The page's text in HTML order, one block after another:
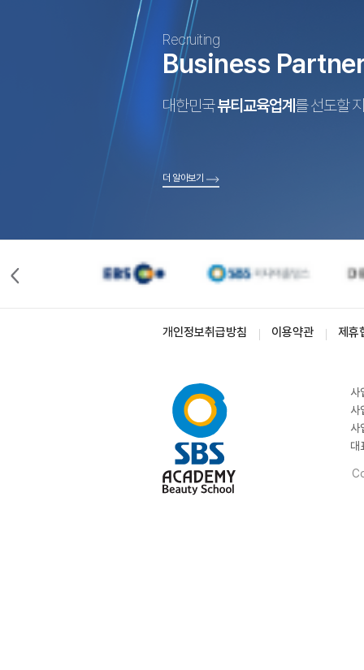
Recruiting
Business
대한민국뷰티교육업계 를 선도할
더 알아보기
개인정보취급방침 이용약관 제휴
사
사
사
대